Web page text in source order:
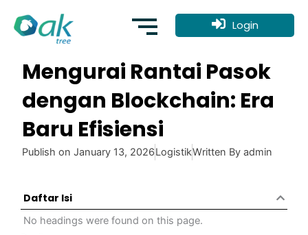
content
Login
Mengurai Rantai Pasok
dengan Blockchain: Era
Baru Efisiensi
Publish on January 13, 2026LogistikWritten By admin
Daftar Isi
No headings were found on this page.